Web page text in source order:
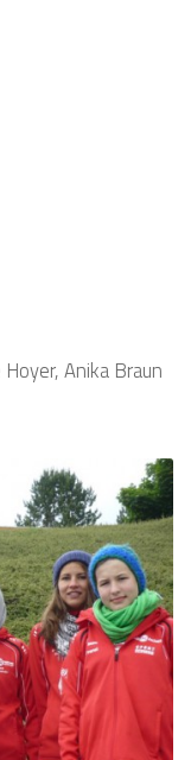
Anika Braun